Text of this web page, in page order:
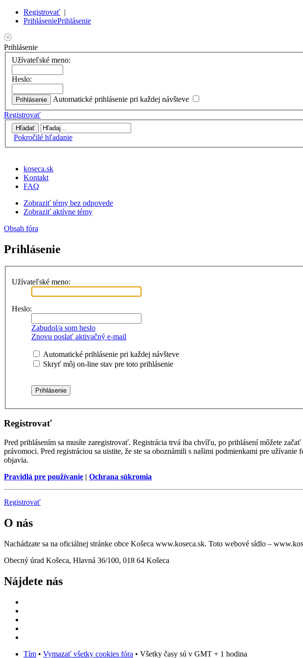
Registrovať |
PrihláseniePrihlásenie
Prihlásenie
Užívateľské meno:
Heslo:
Automatické prihlásenie pri každej návšteve
Registrovať
Pokročilé hľadanie
koseca.sk
Kontakt
FAQ
Zobraziť témy bez odpovede
Zobraziť aktívne témy
Obsah fóra
Prihlásenie
Užívateľské meno:
Heslo:
Zabudol/a som heslo
Znovu poslať aktivačný e-mail
Automatické prihlásenie pri každej návšteve
Skryť môj on-line stav pre toto prihlásenie
Registrovať
Pred prihlásením sa musíte zaregistrovať. Registrácia trvá iba chvíľu, po prihlásení môžete
právomoci. Pred registráciou sa uistite, že ste sa oboznámili s našimi podmienkami pre
objavia.
Pravidlá pre používanie | Ochrana súkromia
Registrovať
O nás
Nachádzate sa na oficiálnej stránke obce Košeca www.koseca.sk. Toto webové sídlo –
Obecný úrad Košeca, Hlavná 36/100, 018 64 Košeca
Nájdete nás
Tím • Vymazať všetky cookies fóra • Všetky časy sú v GMT + 1 hodina